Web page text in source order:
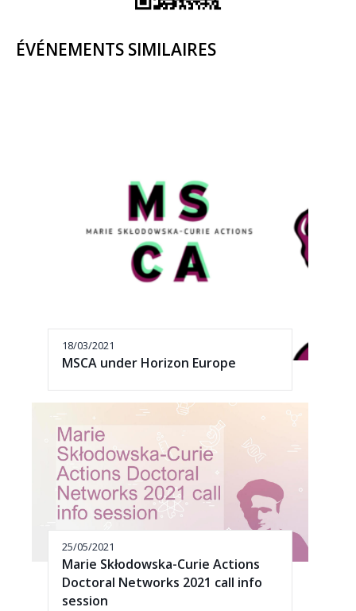
ÉVÉNEMENTS SIMILAIRES
18/03/2021
MSCA under Horizon Europe
25/05/2021
Marie Skłodowska-Curie Actions
Doctoral Networks 2021 call info
session